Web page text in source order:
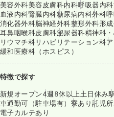
美容外科美容皮膚科内科呼吸器内科
血液内科腎臓内科糖尿病内科外科
消化器外科脳神経外科整形外科形
耳鼻咽喉科皮膚科泌尿器科精神科
リウマチ科リハビリテーション科
緩和医療科（ホスピス）
特徴で探す
新規オープン4週8休以上 土日休み
車通勤可（駐車場有） 寮あり託児所
電子カルテあり